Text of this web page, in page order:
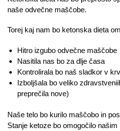
naše odvečne maščobe.
Torej kaj nam bo ketonska dieta
Hitro izgubo odvečne maščobe
Nasitila nas bo za dlje časa
Kontrolirala bo naš sladkor v
Izboljšala bo veliko
preprečila nove)
Naše telo bo kurilo maščobo in
Stanje ketoze bo omogočilo